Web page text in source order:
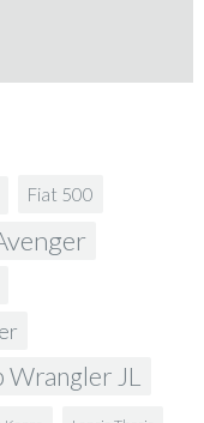
Fiat 500
Wrangler JL